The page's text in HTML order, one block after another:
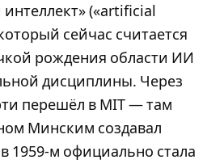
(«artificial
сейчас считается
рождения области ИИ
дисциплины. Через
перешёл в MIT — там
Минским создавал
1959-м официально стала